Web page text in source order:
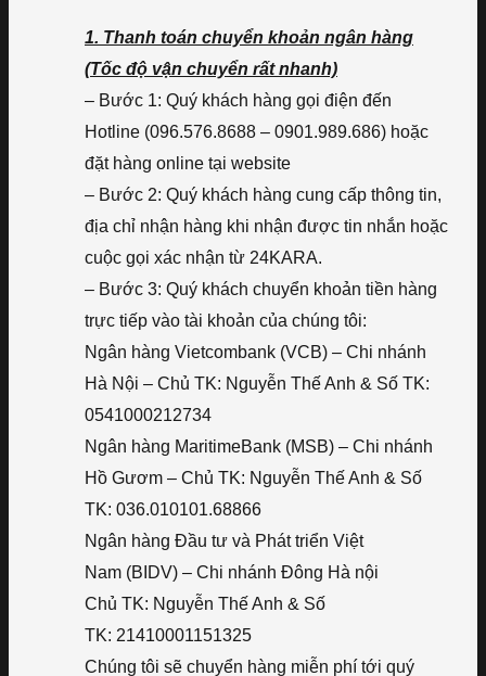
1. Thanh toán chuyển khoản ngân hàng
(Tốc độ vận chuyển rất nhanh)
– Bước 1: Quý khách hàng gọi điện đến
Hotline (096.576.8688 – 0901.989.686) hoặc
đặt hàng online tại website
– Bước 2: Quý khách hàng cung cấp thông tin,
địa chỉ nhận hàng khi nhận được tin nhắn hoặc
cuộc gọi xác nhận từ 24KARA.
– Bước 3: Quý khách chuyển khoản tiền hàng
trực tiếp vào tài khoản của chúng tôi:
Ngân hàng Vietcombank (VCB) – Chi nhánh
Hà Nội – Chủ TK: Nguyễn Thế Anh & Số TK:
0541000212734
Ngân hàng MaritimeBank (MSB) – Chi nhánh
Hồ Gươm – Chủ TK: Nguyễn Thế Anh & Số
TK: 036.010101.68866
Ngân hàng Đầu tư và Phát triển Việt
Nam (BIDV) – Chi nhánh Đông Hà nội
Chủ TK: Nguyễn Thế Anh & Số
TK: 21410001151325
Chúng tôi sẽ chuyển hàng miễn phí tới quý